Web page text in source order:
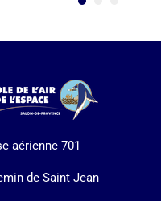
aérienne 701
de Saint Jean